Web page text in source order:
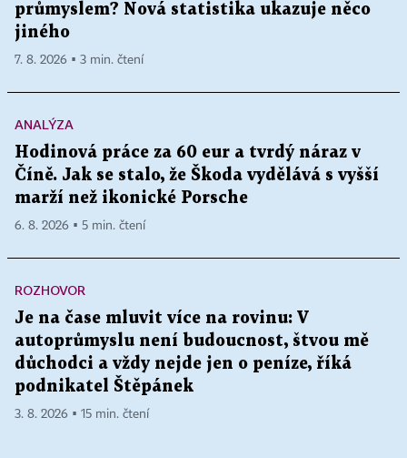
průmyslem? Nová statistika ukazuje něco
jiného
7. 8. 2026 ▪ 3 min. čtení
ANALÝZA
Hodinová práce za 60 eur a tvrdý náraz v
Číně. Jak se stalo, že Škoda vydělává s vyšší
marží než ikonické Porsche
6. 8. 2026 ▪ 5 min. čtení
ROZHOVOR
Je na čase mluvit více na rovinu: V
autoprůmyslu není budoucnost, štvou mě
důchodci a vždy nejde jen o peníze, říká
podnikatel Štěpánek
3. 8. 2026 ▪ 15 min. čtení